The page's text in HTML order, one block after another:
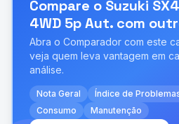
Compare o Suzuki
4WD 5p Aut. com
Abra o Comparador com este
veja quem leva vantagem em
análise.
Nota Geral Índice de
Consumo
Manutenção